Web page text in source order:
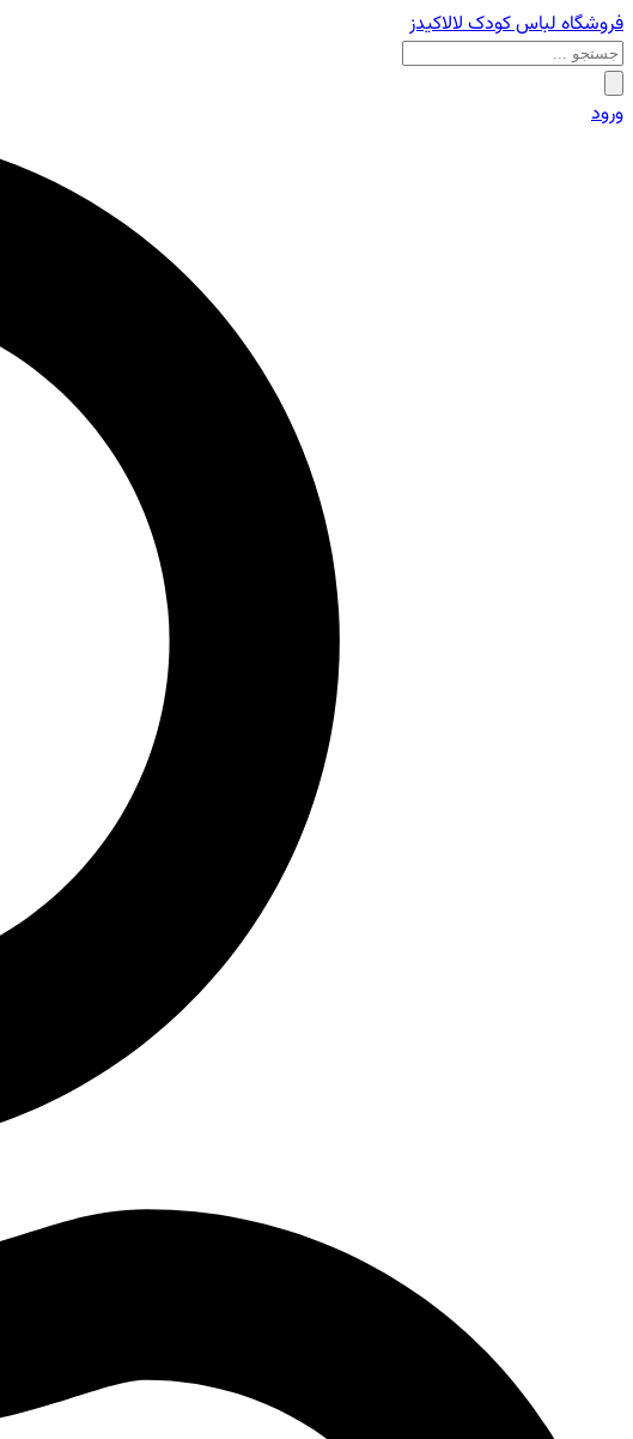
فروشگاه لباس کودک لالاکیدز
ورود